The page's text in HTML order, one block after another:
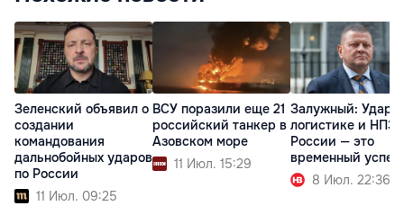
Зеленский объявил о
создании
командования
дальнобойных ударов
по России
11 Июл. 09:25
ВСУ поразили еще 21
российский танкер в
Азовском море
11 Июл. 15:29
Залужный: Удары
логистике и НПЗ
России — это
временный успех
8 Июл. 22:36